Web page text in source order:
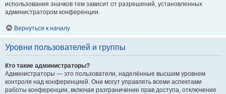
использования значков тем зависит от разрешений, установленных
администратором конференции.
Вернуться к началу
Уровни пользователей и группы
Кто такие администраторы?
Администраторы — это пользователи, наделённые высшим уровнем
контроля над конференцией. Они могут управлять всеми аспектами
работы конференции, включая разграничение прав доступа, отключение